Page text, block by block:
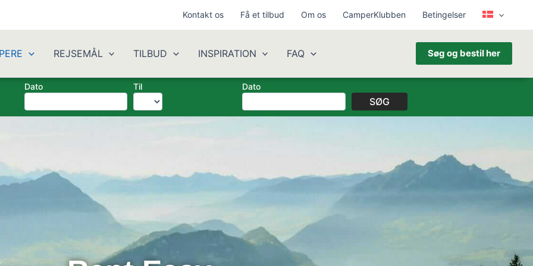
Kontakt os Få et tilbud Om os CamperKlubben Betingelser
REJSEMÅL TILBUD INSPIRATION FAQ Søg og bestil her
Dato Til Dato
SØG